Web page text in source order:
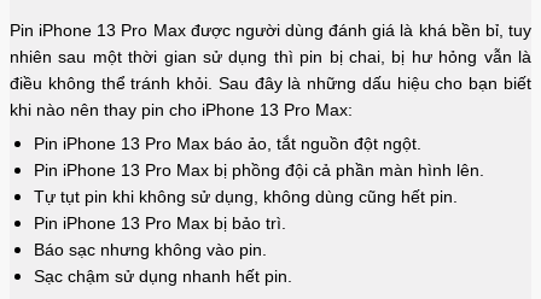
Pin iPhone 13 Pro Max được người dùng đánh giá là khá bền bỉ, tuy
nhiên sau một thời gian sử dụng thì pin bị chai, bị hư hỏng vẫn là
điều không thể tránh khỏi. Sau đây là những dấu hiệu cho bạn biết
khi nào nên thay pin cho iPhone 13 Pro Max:
Pin iPhone 13 Pro Max báo ảo, tắt nguồn đột ngột.
Pin iPhone 13 Pro Max bị phồng đội cả phần màn hình lên.
Tự tụt pin khi không sử dụng, không dùng cũng hết pin.
Pin iPhone 13 Pro Max bị bảo trì.
Báo sạc nhưng không vào pin.
Sạc chậm sử dụng nhanh hết pin.